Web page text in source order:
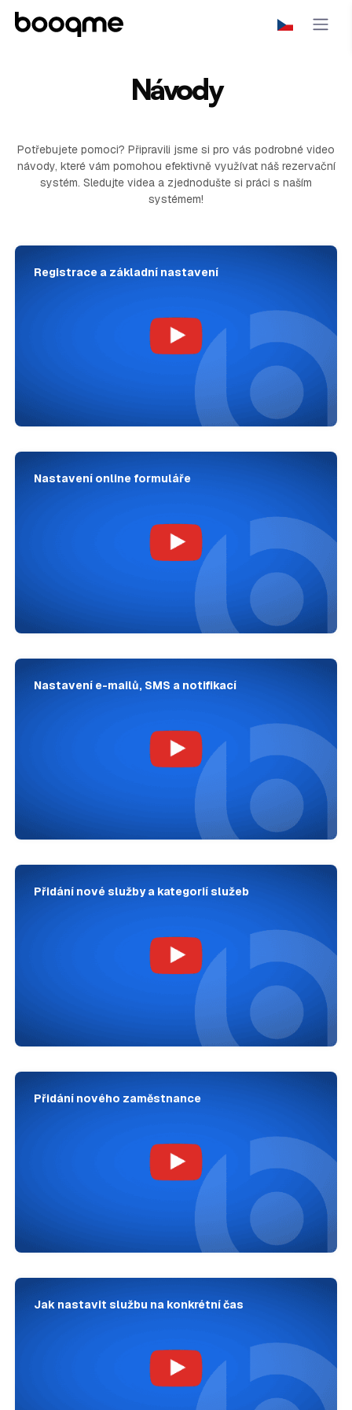
Návody
Potřebujete pomoci? Připravili jsme si pro vás podrobné video
návody, které vám pomohou efektivně využívat náš rezervační
systém. Sledujte videa a zjednodušte si práci s naším
systémem!
Registrace a základní nastavení
Nastavení online formuláře
Nastavení e-mailů, SMS a notifikací
Přidání nové služby a kategorií služeb
Přidání nového zaměstnance
Jak nastavit službu na konkrétní čas